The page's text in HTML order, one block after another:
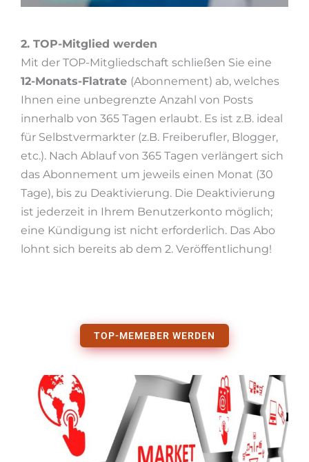
2. TOP-Mitglied werden
Mit der TOP-Mitgliedschaft schließen Sie eine
12-Monats-Flatrate (Abonnement) ab, welches
Ihnen eine unbegrenzte Anzahl von Posts
innerhalb von 365 Tagen erlaubt. Es ist z.B. ideal
für Selbstvermarkter (z.B. Freiberufler, Blogger,
etc.). Nach Ablauf von 365 Tagen verlängert sich
das Abonnement um jeweils einen Monat (30
Tage), bis zu Deaktivierung. Die Deaktivierung
ist jederzeit in Ihrem Benutzerkonto möglich;
eine Kündigung ist nicht erforderlich. Das Abo
lohnt sich bereits ab dem 2. Veröffentlichung!
TOP-MEMEBER WERDEN